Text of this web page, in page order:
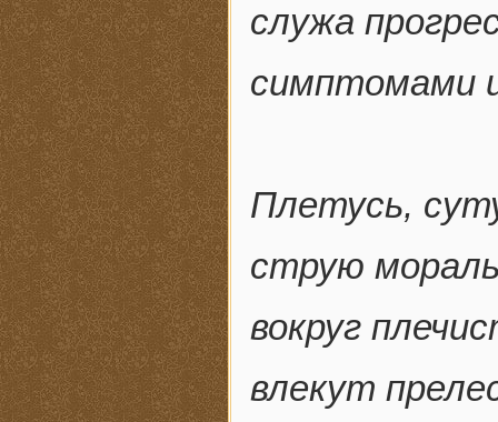
служа
симптомами
Плетусь,
струю
вокруг
влекут